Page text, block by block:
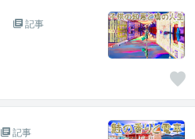
記事
記事